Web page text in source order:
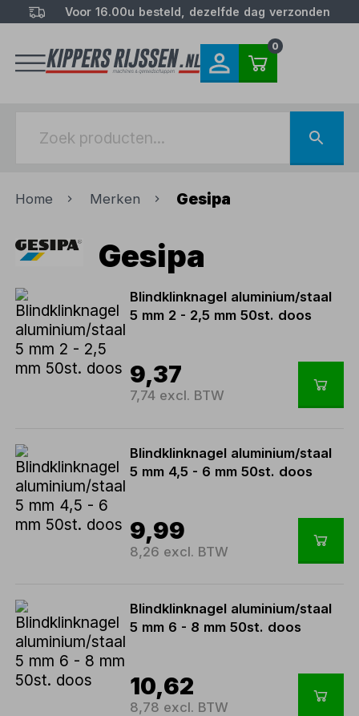
Voor 16.00u besteld, dezelfde dag verzonden
0
Home Merken Gesipa
Gesipa
Blindklinknagel aluminium/staal
5 mm 2 - 2,5 mm 50st. doos
9,37
7,74 excl. BTW
Blindklinknagel aluminium/staal
5 mm 4,5 - 6 mm 50st. doos
9,99
8,26 excl. BTW
Blindklinknagel aluminium/staal
5 mm 6 - 8 mm 50st. doos
10,62
8,78 excl. BTW